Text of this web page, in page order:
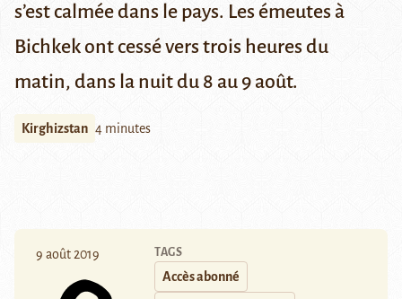
s’est calmée dans le pays. Les émeutes à
Bichkek ont cessé vers trois heures du
matin, dans la nuit du 8 au 9 août.
Kirghizstan 4 minutes
9 août 2019 TAGS
Accès abonné